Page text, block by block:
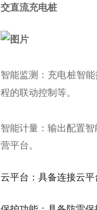
交直流充电桩
智能监测：充电桩智能
程的联动控制等。
智能计量：输出配置
营平台。
云平台：具备连接云平